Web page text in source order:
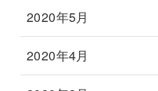
2020年5月
2020年4月